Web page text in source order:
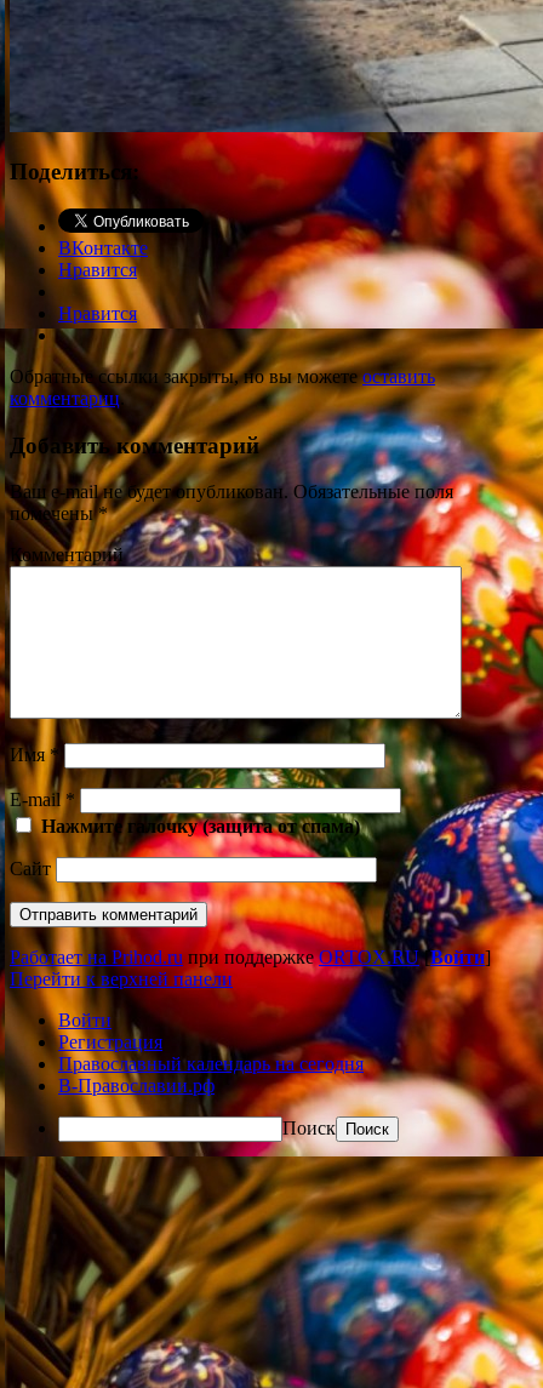
Поделиться:
ВКонтакте
Нравится
Нравится
Обратные ссылки закрыты, но вы можете оставить
комментариц.
Добавить комментарий
Ваш e-mail не будет опубликован. Обязательные поля
помечены*
Комментарий
Имя*
E-mail*
Нажмите галочку (защита от спама)
Сайт
Работает на Prihod.ru при поддержкеORTOX.RU[Войти]
Перейти к верхней панели
Войти
Регистрация
Православный календарь на сегодня
В-Православии.рф
Поиск